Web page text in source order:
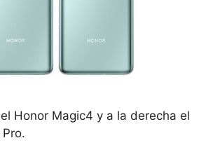
Honor Magic4 y a la derecha el